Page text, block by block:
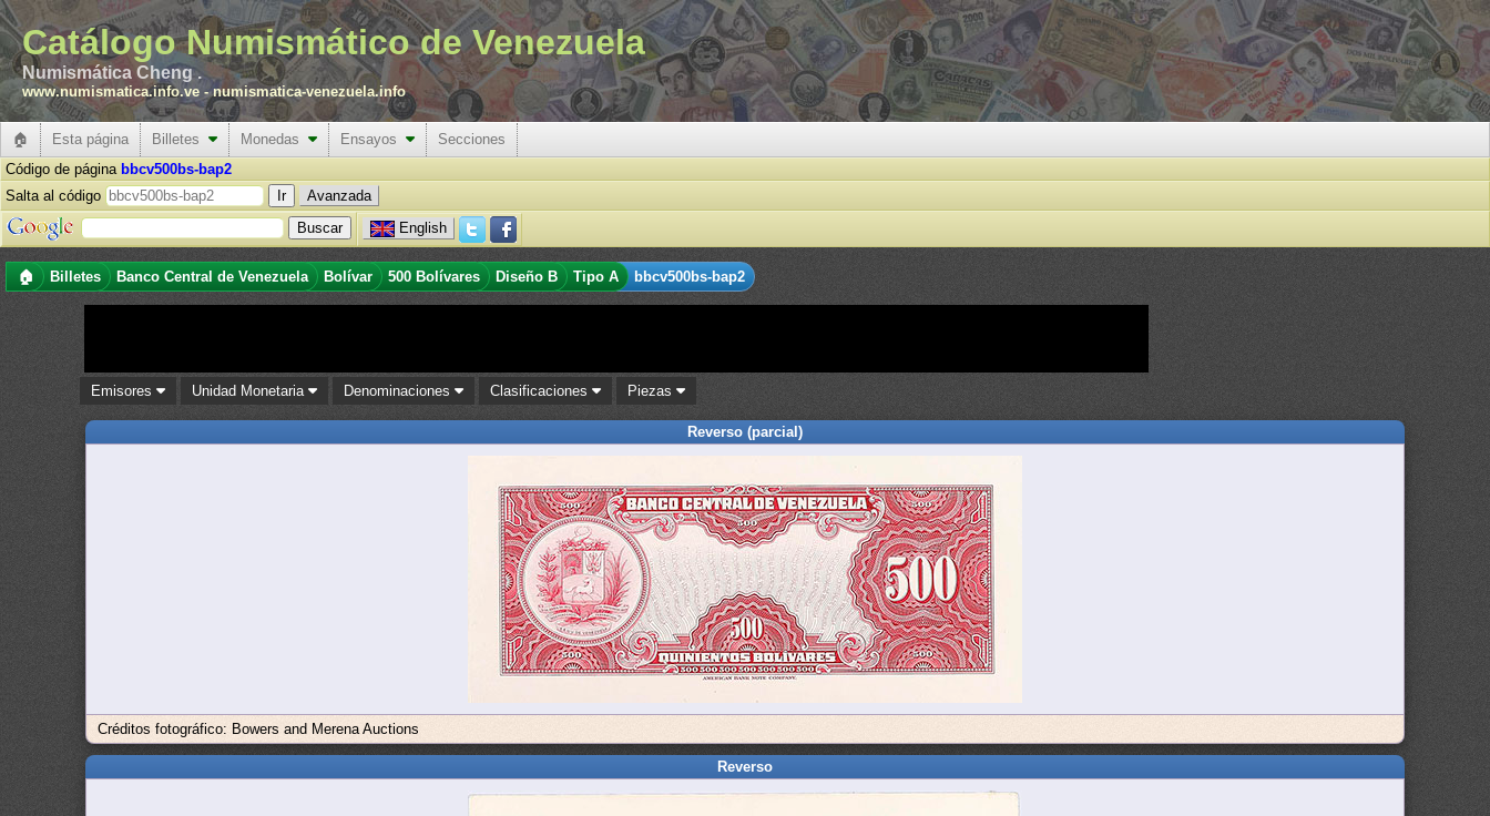
Catálogo Numismático de Venezuela
Numismática Cheng .
www.numismatica.info.ve -numismatica-venezuela.info
🏠 Esta página Billetes Monedas Ensayos
Secciones
Código de página bbcv500bs-bap2
Salta al código
Avanzada
English
🏠 Billetes Banco Central de Venezuela Bolívar 500 Bolívares Diseño B Tipo A bbcv500bs-bap2
Emisores Unidad Monetaria Denominaciones Clasificaciones Piezas
Reverso (parcial)
Créditos fotográfico: Bowers and Merena Auctions
Reverso